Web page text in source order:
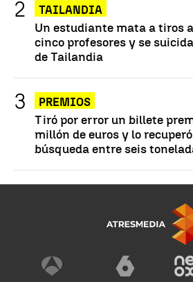
TAILANDIA
Un estudiante mata a tiros
cinco profesores y se
de Tailandia
PREMIOS
Tiró por error un billete
millón de euros y lo
búsqueda entre seis